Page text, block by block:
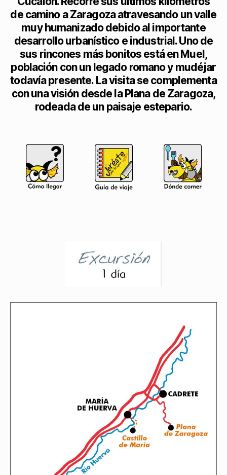
de camino a Zaragoza atravesando un valle
muy humanizado debido al importante
desarrollo urbanístico e industrial. Uno de
sus rincones más bonitos está en Muel,
población con un legado romano y mudéjar
todavía presente. La visita se complementa
con una visión desde la Plana de Zaragoza,
rodeada de un paisaje estepario.